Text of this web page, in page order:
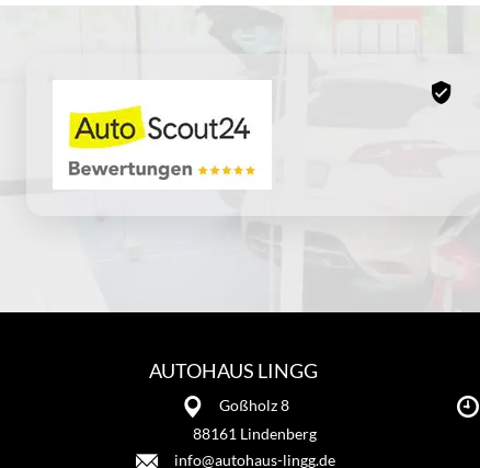
AUTOHAUS LINGG
Goßholz 8
88161 Lindenberg
info@autohaus-lingg.de